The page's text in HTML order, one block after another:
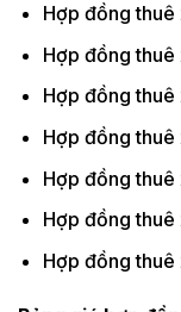
Hợp đồng thuê
Hợp đồng thuê
Hợp đồng
Hợp đồng
Hợp đồng
Hợp đồng
Hợp đồng